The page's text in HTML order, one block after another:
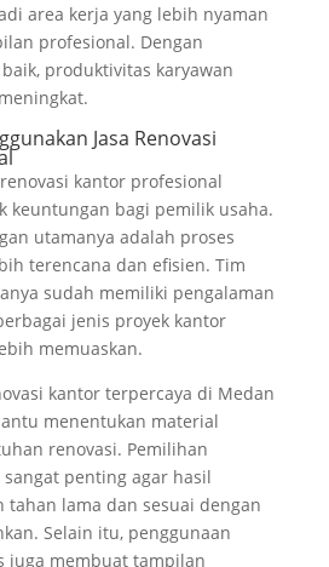
area kerja yang lebih nyaman
profesional. Dengan
produktivitas karyawan
Jasa Renovasi
kantor profesional
keuntungan bagi pemilik usaha.
utamanya adalah proses
terencana dan efisien. Tim
sudah memiliki pengalaman
jenis proyek kantor
memuaskan.
kantor terpercaya di Medan
menentukan material
renovasi. Pemilihan
penting agar hasil
lama dan sesuai dengan
Selain itu, penggunaan
juga membuat tampilan